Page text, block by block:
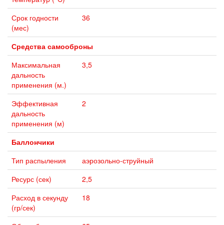
Срок годности
(мес)
36
Средства самооброны
Максимальная
дальность
применения (м.)
3,5
Эффективная
дальность
применения (м)
2
Баллончики
Тип распыления
аэрозольно-струйный
Ресурс (сек)
2,5
Расход в секунду
(гр/сек)
18